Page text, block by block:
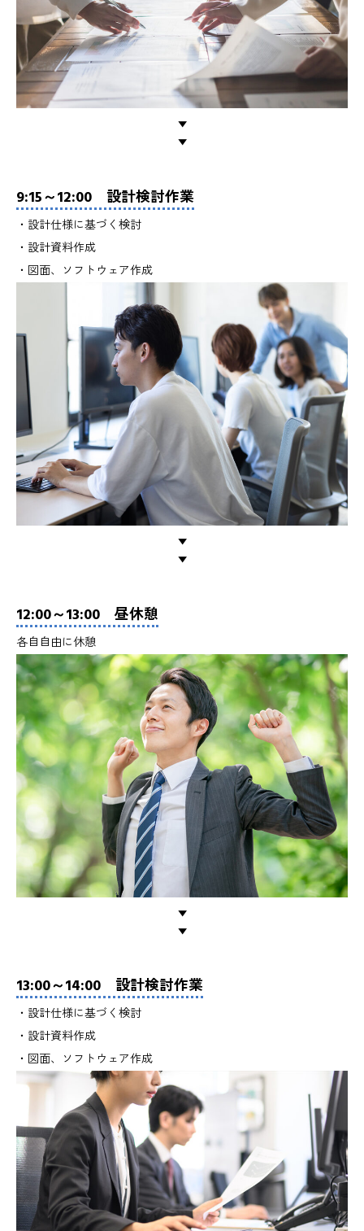
▼
▼
9:15～12:00 設計検討作業
・設計仕様に基づく検討
・設計資料作成
・図面、ソフトウェア作成
▼
▼
12:00～13:00 昼休憩
各自自由に休憩
▼
▼
13:00～14:00 設計検討作業
・設計仕様に基づく検討
・設計資料作成
・図面、ソフトウェア作成